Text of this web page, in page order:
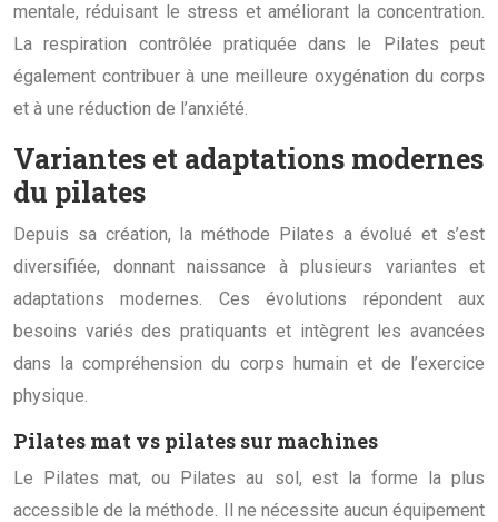
mentale, réduisant le stress et améliorant la concentration.
La respiration contrôlée pratiquée dans le Pilates peut
également contribuer à une meilleure oxygénation du corps
et à une réduction de l’anxiété.
Variantes et adaptations modernes
du pilates
Depuis sa création, la méthode Pilates a évolué et s’est
diversifiée, donnant naissance à plusieurs variantes et
adaptations modernes. Ces évolutions répondent aux
besoins variés des pratiquants et intègrent les avancées
dans la compréhension du corps humain et de l’exercice
physique.
Pilates mat vs pilates sur machines
Le Pilates mat, ou Pilates au sol, est la forme la plus
accessible de la méthode. Il ne nécessite aucun équipement